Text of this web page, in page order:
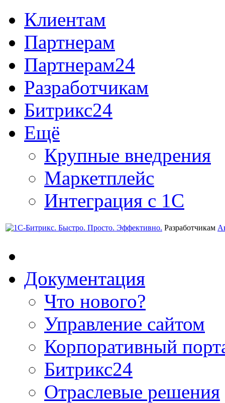
Клиентам
Партнерам
Партнерам24
Разработчикам
Битрикс24
Ещё
Крупные внедрения
Маркетплейс
Интеграция с 1С
Разработчикам
Документация
Что нового?
Управление сайтом
Корпоративный
Битрикс24
Отраслевые решения